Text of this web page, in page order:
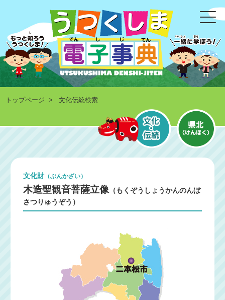
トップページ > 文化伝統検索
文化財（ぶんかざい）
木造聖観音菩薩立像（もくぞうしょうかんのんぼ
さつりゅうぞう）